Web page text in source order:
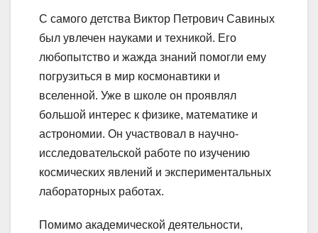
С самого детства Виктор Петрович Савиных
был увлечен науками и техникой. Его
любопытство и жажда знаний помогли ему
погрузиться в мир космонавтики и
вселенной. Уже в школе он проявлял
большой интерес к физике, математике и
астрономии. Он участвовал в научно-
исследовательской работе по изучению
космических явлений и экспериментальных
лабораторных работах.
Помимо академической деятельности,